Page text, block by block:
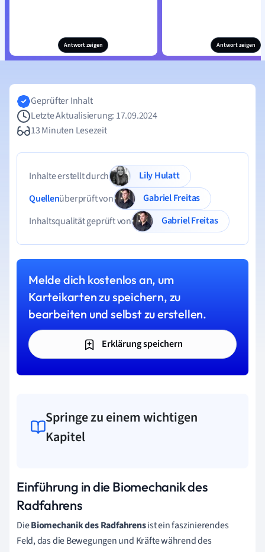
Antwort zeigen Antwort zeigen
Geprüfter Inhalt
Letzte Aktualisierung: 17.09.2024
13 Minuten Lesezeit
Inhalte erstellt durch
Lily Hulatt
Quellenüberprüft von
Gabriel Freitas
Inhaltsqualität geprüft von
Gabriel Freitas
Melde dich kostenlos an, um
Karteikarten zu speichern, zu
bearbeiten und selbst zu erstellen.
Erklärung speichern
Springe zu einem wichtigen
Kapitel
Einführung in die Biomechanik des
Radfahrens
DieBiomechanik des Radfahrensist ein faszinierendes
Feld, das die Bewegungen und Kräfte während des